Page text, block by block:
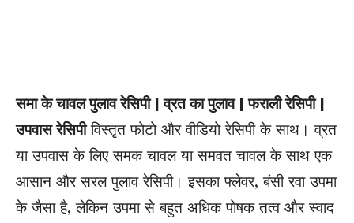
समा के चावल पुलाव रेसिपी | व्रत का पुलाव | फराली रेसिपी |
उपवास रेसिपीविस्तृत फोटो और वीडियो रेसिपी के साथ। व्रत
या उपवास के लिए समक चावल या समवत चावल के साथ एक
आसान और सरल पुलाव रेसिपी। इसका फ्लेवर, बंसी रवा उपमा
के जैसा है, लेकिन उपमा से बहुत अधिक पोषक तत्व और स्वाद